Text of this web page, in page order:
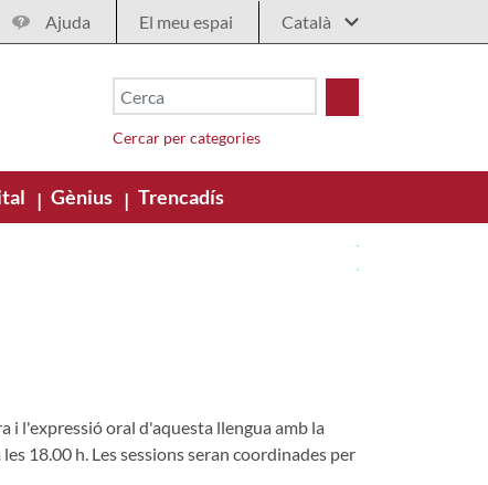
Ajuda El meu espai
Cercar per categories
| Gènius | Trencadís
i l'expressió oral d'aquesta llengua amb la
18.00 h. Les sessions seran coordinades per